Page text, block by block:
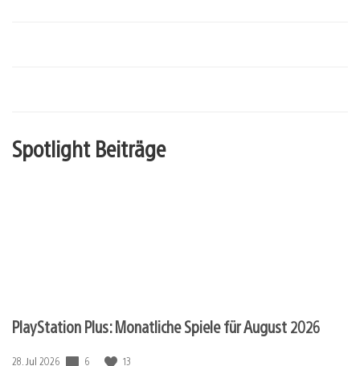
Spotlight Beiträge
PlayStation Plus: Monatliche Spiele für August 2026
Veröffentlichungsdatum:
28. Jul 2026 6 13